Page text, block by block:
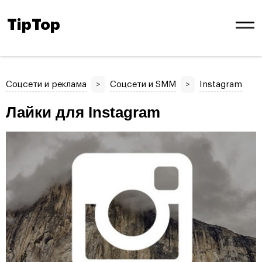
TipTop
Соцсети и реклама > Соцсети и SMM > Instagram
Лайки для Instagram